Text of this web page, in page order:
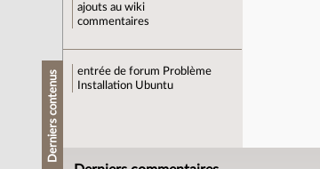
ajouts au wiki
commentaires
Derniers contenus entrée de forum Problème
Installation Ubuntu